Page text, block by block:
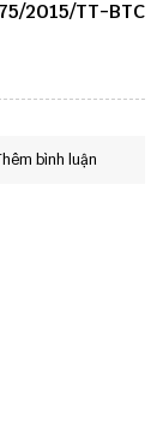
2015/TT-BTC
bình luận